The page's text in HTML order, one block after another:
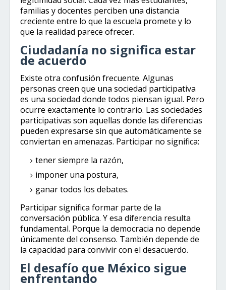
familias y docentes perciben una distancia
creciente entre lo que la escuela promete y lo
que la realidad parece ofrecer.
Ciudadanía no significa estar
de acuerdo
Existe otra confusión frecuente. Algunas
personas creen que una sociedad participativa
es una sociedad donde todos piensan igual. Pero
ocurre exactamente lo contrario. Las sociedades
participativas son aquellas donde las diferencias
pueden expresarse sin que automáticamente se
conviertan en amenazas. Participar no significa:
tener siempre la razón,
imponer una postura,
ganar todos los debates.
Participar significa formar parte de la
conversación pública. Y esa diferencia resulta
fundamental. Porque la democracia no depende
únicamente del consenso. También depende de
la capacidad para convivir con el desacuerdo.
El desafío que México sigue
enfrentando